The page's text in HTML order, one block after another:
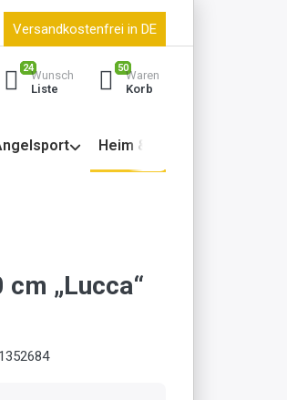
Versandkostenfrei in DE
24
Wunsch
Liste
50
Waren
Korb
Heim & Garten
„Lucca“